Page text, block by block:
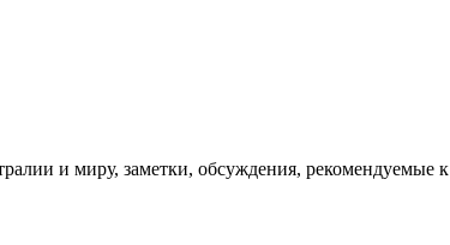
и миру, заметки, обсуждения, рекомендуемые к